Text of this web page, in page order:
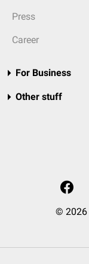
Press
Career
For Business
Other stuff
© 2026